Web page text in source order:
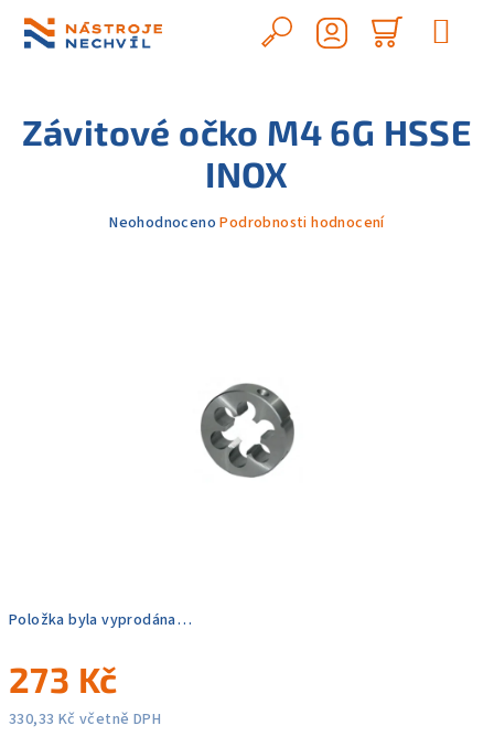
obsah
Hledat
košík
Položka byla vyprodána…
273 Kč
330,33 Kč včetně DPH
Závitové očko M4 6G HSSE
INOX
Průměrné
Neohodnoceno Podrobnosti hodnocení